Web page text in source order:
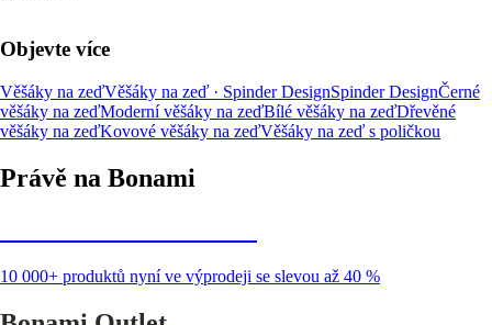
Objevte více
Věšáky na zeďVěšáky na zeď · Spinder DesignSpinder DesignČerné
věšáky na zeďModerní věšáky na zeďBílé věšáky na zeďDřevěné
věšáky na zeďKovové věšáky na zeďVěšáky na zeď s poličkou
Právě na Bonami
10 000+ produktů nyní ve výprodeji se slevou až 40 %